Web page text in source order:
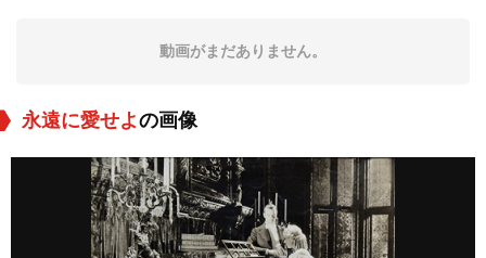
動画がまだありません。
永遠に愛せよの画像